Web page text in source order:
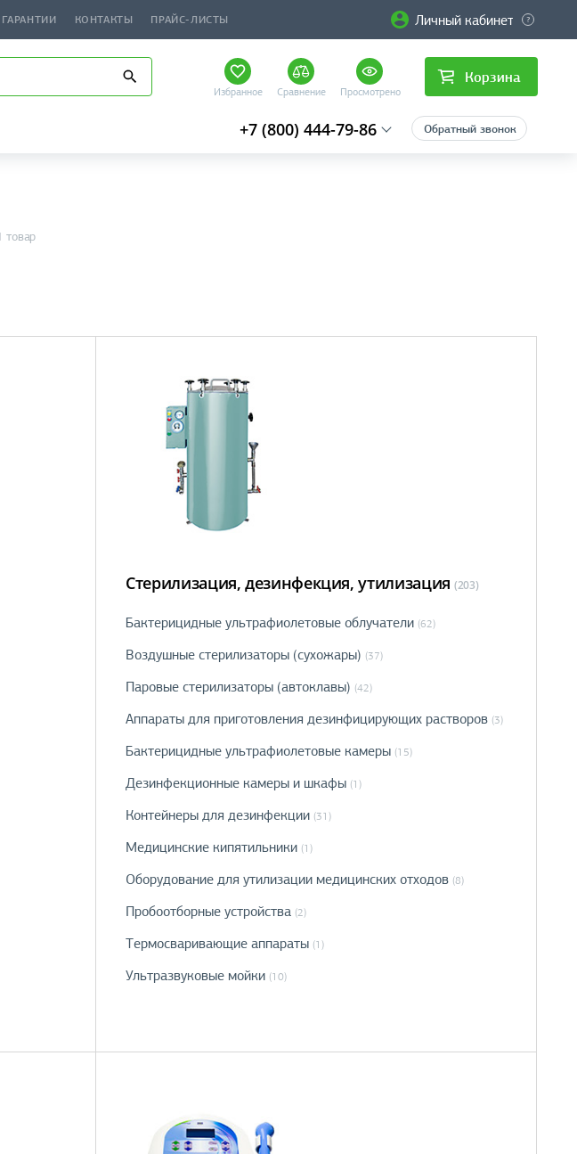
ГАРАНТИИ КОНТАКТЫ ПРАЙС-ЛИСТЫ Личный кабинет
Избранное Сравнение Просмотрено
Корзина
+7 (800) 444-79-86 Обратный звонок
товар
Стерилизация, дезинфекция, утилизация (203)
Бактерицидные ультрафиолетовые облучатели (62)
Воздушные стерилизаторы (сухожары) (37)
Паровые стерилизаторы (автоклавы) (42)
Аппараты для приготовления дезинфицирующих растворов (3)
Бактерицидные ультрафиолетовые камеры (15)
Дезинфекционные камеры и шкафы (1)
Контейнеры для дезинфекции (31)
Медицинские кипятильники (1)
Оборудование для утилизации медицинских отходов (8)
Пробоотборные устройства (2)
Термосваривающие аппараты (1)
Ультразвуковые мойки (10)